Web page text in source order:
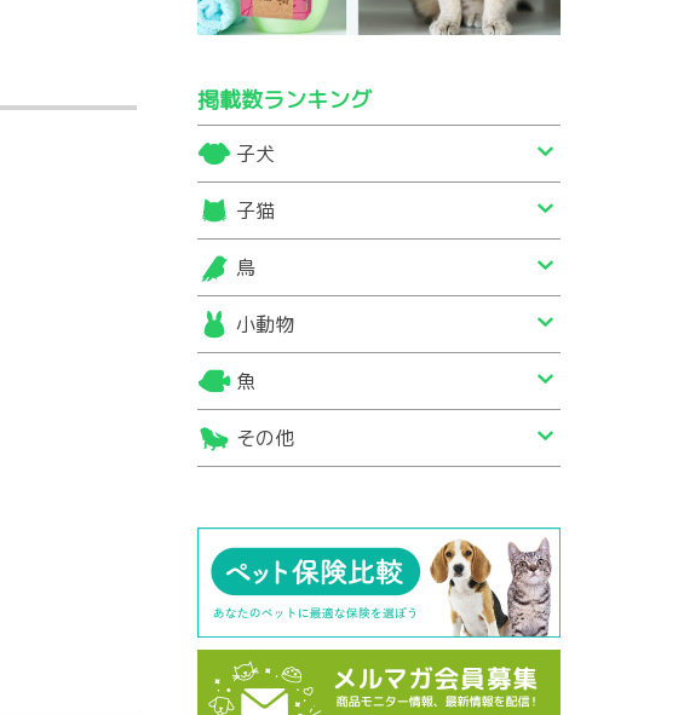
掲載数ランキング
子犬
子猫
鳥
小動物
魚
その他